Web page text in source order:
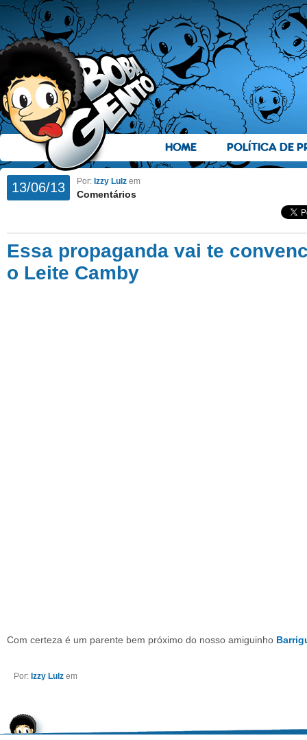
HOME POLÍTICA DE
13/06/13 Por: Izzy Lulz em
Comentários
Essa propaganda vai te
o Leite Camby
Com certeza é um parente bem próximo do nosso amiguinho
Por: Izzy Lulz em